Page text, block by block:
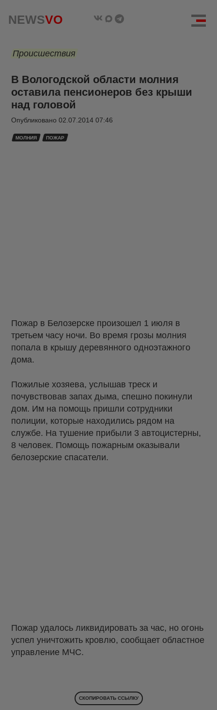
NEWSVO
Происшествия
В Вологодской области молния
оставила пенсионеров без крыши
над головой
Опубликовано 02.07.2014 07:46
МОЛНИЯ ПОЖАР
Пожар в Белозерске произошел 1 июля в
третьем часу ночи. Во время грозы молния
попала в крышу деревянного одноэтажного
дома.
Пожилые хозяева, услышав треск и
почувствовав запах дыма, спешно покинули
дом. Им на помощь пришли сотрудники
полиции, которые находились рядом на
службе. На тушение прибыли 3 автоцистерны,
8 человек. Помощь пожарным оказывали
белозерские спасатели.
Пожар удалось ликвидировать за час, но огонь
успел уничтожить кровлю, сообщает областное
управление МЧС.
СКОПИРОВАТЬ ССЫЛКУ